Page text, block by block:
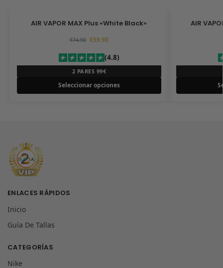
AIR VAPOR MAX Plus «White Black»
€74.90 €59.90
(4.8)
2 PARES 99€
Seleccionar opciones
AIR
ENLACES RÁPIDOS
Inicio
Guía De Tallas
CATEGORÍAS
Nike